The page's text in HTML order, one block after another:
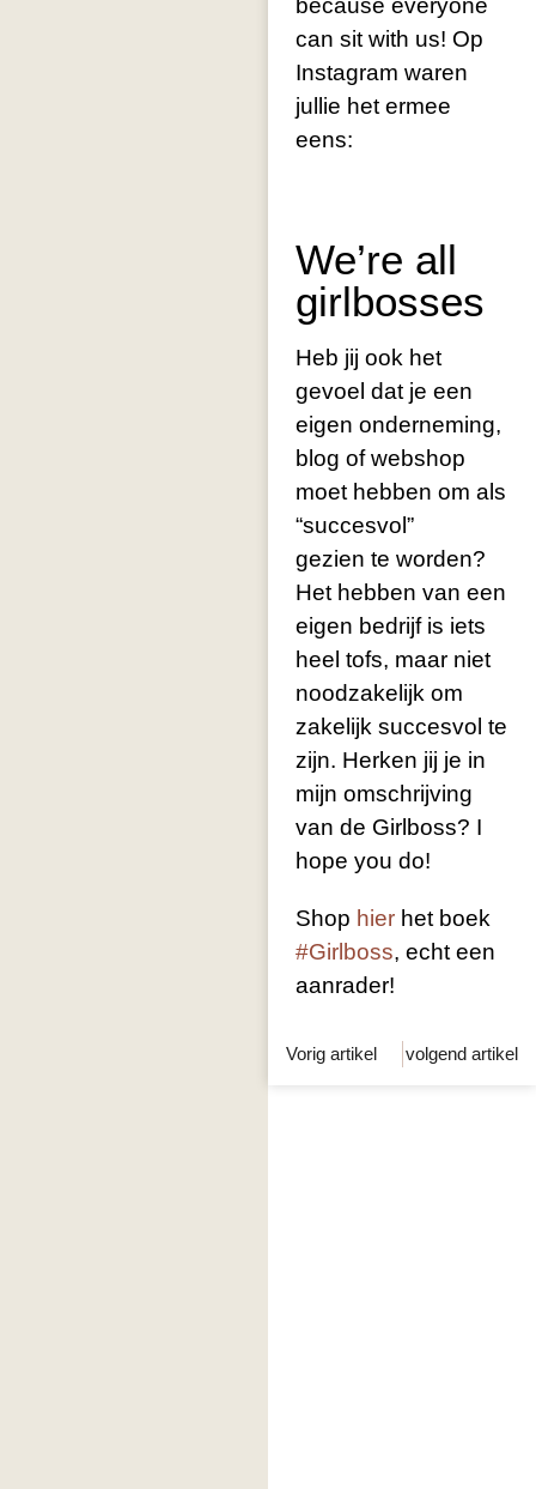
can sit with us! Op
Instagram waren
jullie het ermee
eens:
We’re all
girlbosses
Heb jij ook het
gevoel dat je een
eigen onderneming,
blog of webshop
moet hebben om als
“succesvol”
gezien te worden?
Het hebben van een
eigen bedrijf is iets
heel tofs, maar niet
noodzakelijk om
zakelijk succesvol te
zijn. Herken jij je in
mijn omschrijving
van de Girlboss? I
hope you do!
Shop hier het boek
#Girlboss, echt een
aanrader!
Vorig artikel volgend artikel